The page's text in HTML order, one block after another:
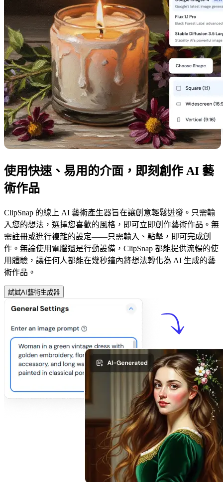
使用快速、易用的介面，即刻創作 AI 藝
術作品
ClipSnap 的線上 AI 藝術產生器旨在讓創意輕鬆迸發。只需輸
入您的想法，選擇您喜歡的風格，即可立即創作藝術作品。無
需註冊或進行複雜的設定——只需輸入、點擊，即可完成創
作。無論使用電腦還是行動設備，ClipSnap 都能提供流暢的使
用體驗，讓任何人都能在幾秒鐘內將想法轉化為 AI 生成的藝
術作品。
試試AI藝術生成器